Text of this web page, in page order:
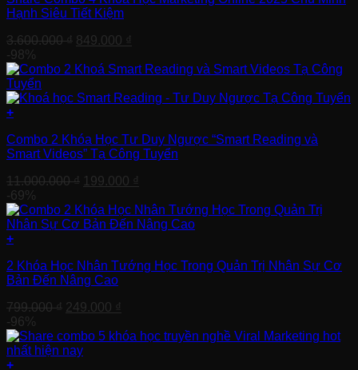
Hạnh Siêu Tiết Kiệm
3.600.000₫ Giá
là:
849.000 ₫
tại
849.000 ₫.
-98%
+
Combo 2 Khóa Học Tư Duy Ngược “Smart Reading và
Smart Videos” Tạ Công Tuyển
11.000.000₫ Giá
là:
11.000.000 ₫.
199.000 ₫
tại
là:
-69%
+
2 Khóa Học Nhân Tướng Học Trong Quản Trị Nhân Sự Cơ
Bản Đến Nâng Cao
799.000₫ Giá
là:
799.000 ₫.
249.000 ₫
tại
-96%
+